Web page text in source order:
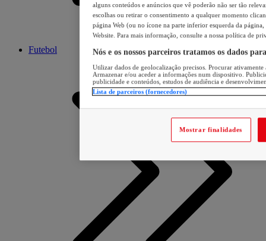
Futebol
alguns conteúdos e anúncios que vê poderão não ser tão
escolhas ou retirar o consentimento a qualquer momento
página Web (ou no ícone na parte inferior esquerda da página,
Website. Para mais informação, consulte a nossa política de
Nós e os nossos parceiros tratamos os dados
Utilizar dados de geolocalização precisos. Procurar
Armazenar e/ou aceder a informações num dispositivo.
publicidade e conteúdos, estudos de audiência e
Lista de parceiros (fornecedores)
Mostrar finalidades